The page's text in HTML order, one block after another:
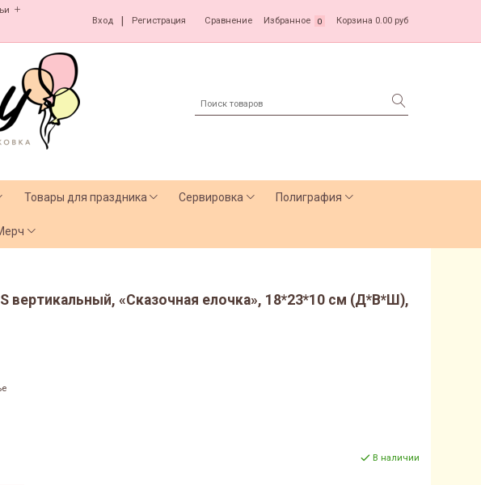
Вход Регистрация Сравнение Избранное 0 Корзина 0.00 руб
Товары для праздника Сервировка Полиграфия
вертикальный, «Сказочная елочка», 18*23*10 см (Д*В*Ш),
В наличии